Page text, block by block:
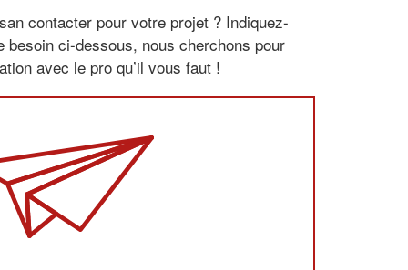
contacter pour votre projet ? Indiquez-
besoin ci-dessous, nous cherchons pour
avec le pro qu’il vous faut !